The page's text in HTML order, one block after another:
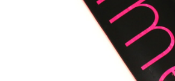
2026.08.07